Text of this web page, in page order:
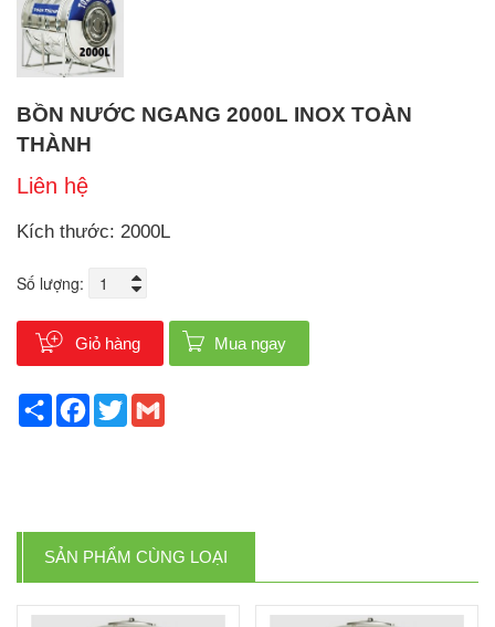
BỒN NƯỚC NGANG 2000L INOX TOÀN
THÀNH
Liên hệ
Kích thước: 2000L
Số lượng:
Giỏ hàng Mua ngay
ShareFacebook
Twitter
SẢN PHẨM CÙNG LOẠI